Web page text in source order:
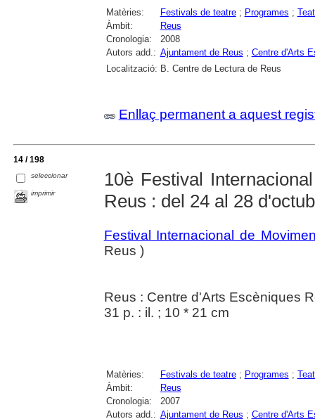
Matèries: Festivals de teatre; Programes ;
Àmbit:
Reus
Cronologia:
2008
Autors add.: Ajuntament de Reus ; Centre d'Arts
Localització: B. Centre de Lectura de Reus
Enllaç permanent a aquest
14 / 198
seleccionar
imprimir
10è Festival
Reus : del 24 al 28
Festival Internacional de
Reus )
Reus : Centre d'Arts Escèniques
31 p. : il. ; 10 * 21 cm
Matèries: Festivals de teatre; Programes ;
Àmbit:
Reus
Cronologia:
2007
Autors add.: Ajuntament de Reus ; Centre d'Arts